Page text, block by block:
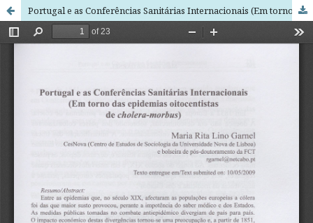
Portugal e as Conferências Sanitárias Internacionais (Em torno das epidemias oitocentistas de cholera-morbus)